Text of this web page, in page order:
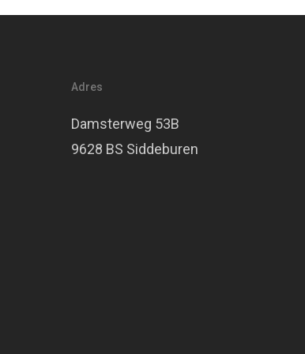
Adres
Damsterweg 53B
9628 BS Siddeburen